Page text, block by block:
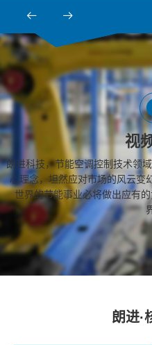
视
朗进科技，节能空调控制技术领
心理念，坦然应对市场的风云变
世界的节能事业必将做出应有
朗进·